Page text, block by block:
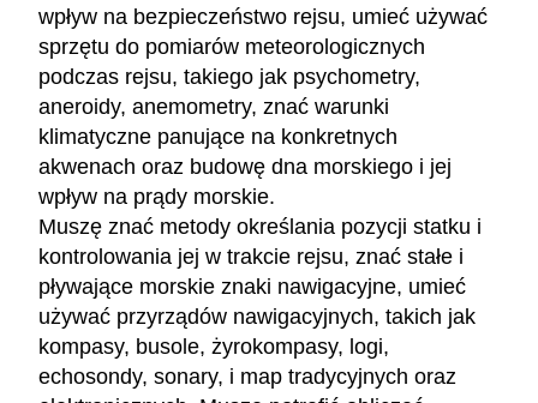
wpływ na bezpieczeństwo rejsu, umieć używać
sprzętu do pomiarów meteorologicznych
podczas rejsu, takiego jak psychometry,
aneroidy, anemometry, znać warunki
klimatyczne panujące na konkretnych
akwenach oraz budowę dna morskiego i jej
wpływ na prądy morskie.
Muszę znać metody określania pozycji statku i
kontrolowania jej w trakcie rejsu, znać stałe i
pływające morskie znaki nawigacyjne, umieć
używać przyrządów nawigacyjnych, takich jak
kompasy, busole, żyrokompasy, logi,
echosondy, sonary, i map tradycyjnych oraz